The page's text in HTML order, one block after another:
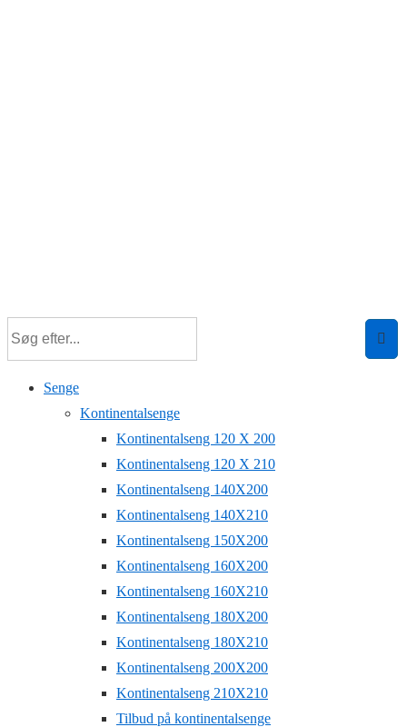
Senge
Kontinentalsenge
Kontinentalseng 120 X 200
Kontinentalseng 120 X 210
Kontinentalseng 140X200
Kontinentalseng 140X210
Kontinentalseng 150X200
Kontinentalseng 160X200
Kontinentalseng 160X210
Kontinentalseng 180X200
Kontinentalseng 180X210
Kontinentalseng 200X200
Kontinentalseng 210X210
Tilbud på kontinentalsenge